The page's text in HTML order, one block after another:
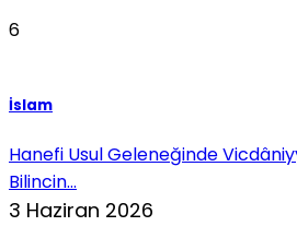
6
İslam
Hanefi Usul Geleneğinde
Bilincin...
3 Haziran 2026